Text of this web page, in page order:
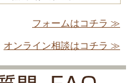
フォームはコチラ ≫
オンライン相談はコチラ ≫